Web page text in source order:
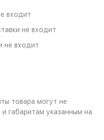
входит
не входит
не входит
товара могут не
габаритам указанным на